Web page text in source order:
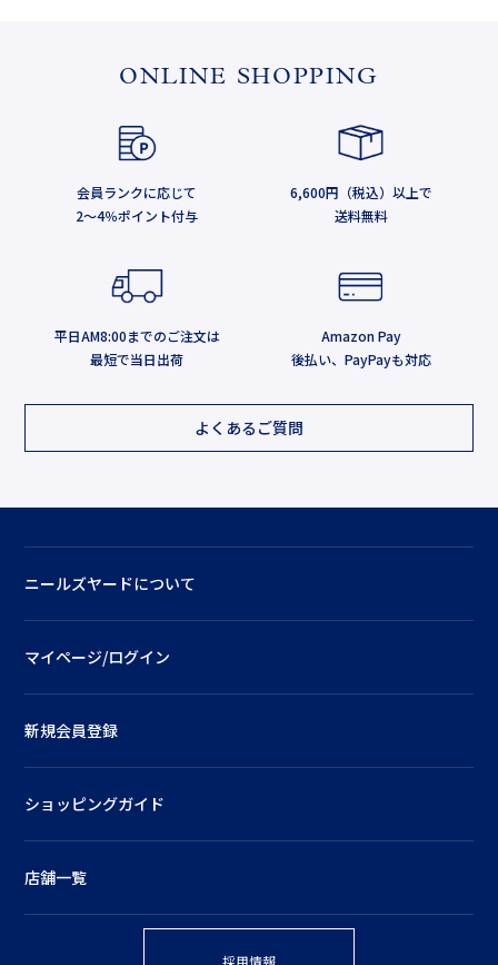
ONLINE SHOPPING
会員ランクに応じて
2～4％ポイント付与
6,600円（税込）以上で
送料無料
平日AM8:00までのご注文は
最短で当日出荷
Amazon Pay
後払い、PayPayも対応
よくあるご質問
ニールズヤードについて
マイページ/ログイン
新規会員登録
ショッピングガイド
店舗一覧